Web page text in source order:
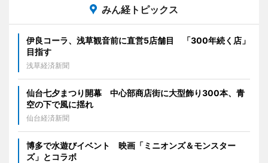
みん経トピックス
伊良コーラ、浅草観音前に直営5店舗目 「300年続く店」
目指す
浅草経済新聞
仙台七夕まつり開幕 中心部商店街に大型飾り300本、青
空の下で風に揺れ
仙台経済新聞
博多で水遊びイベント 映画「ミニオンズ＆モンスター
ズ」とコラボ